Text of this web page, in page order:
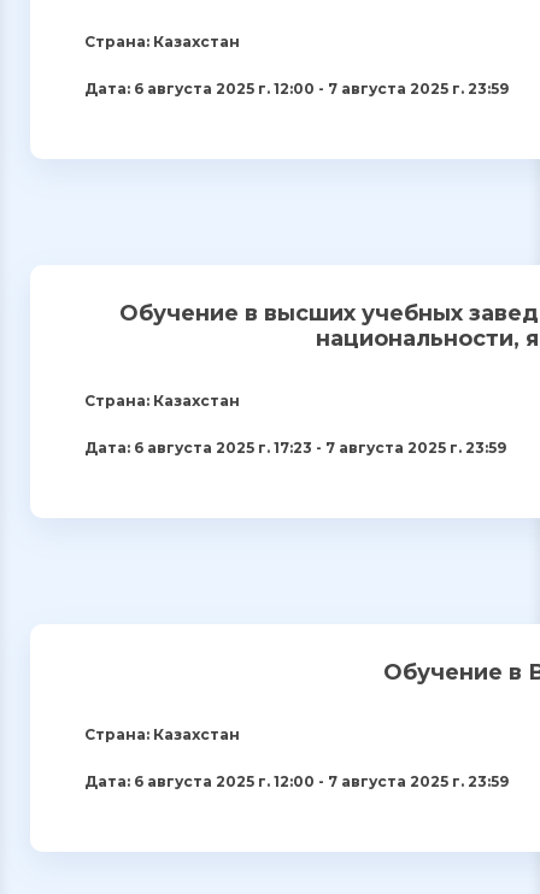
Страна: Казахстан
Дата: 6 августа 2025 г. 12:00 - 7 августа 2025 г. 23:59
Обучение в высших учебных
национальности,
Страна: Казахстан
Дата: 6 августа 2025 г. 17:23 - 7 августа 2025 г. 23:59
Обучение в
Страна: Казахстан
Дата: 6 августа 2025 г. 12:00 - 7 августа 2025 г. 23:59